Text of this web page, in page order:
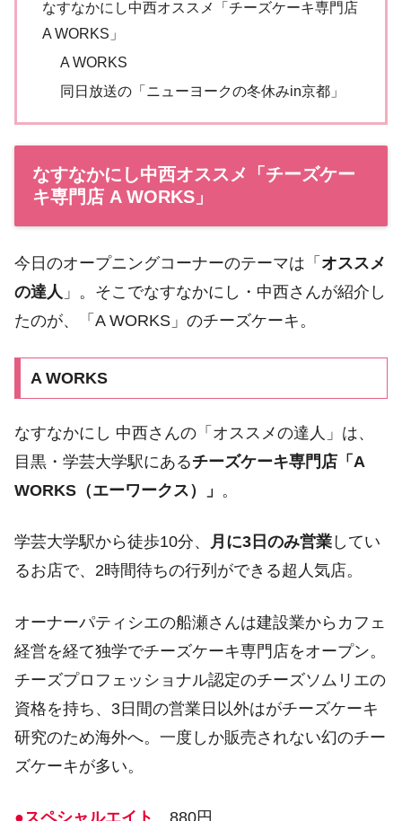
なすなかにし中西オススメ「チーズケーキ専門店
A WORKS」
A WORKS
同日放送の「ニューヨークの冬休みin京都」
なすなかにし中西オススメ「チーズケー
キ専門店 A WORKS」
今日のオープニングコーナーのテーマは「 オススメ
の達人 」。そこでなすなかにし・中西さんが紹介し
たのが、「A WORKS」のチーズケーキ。
A WORKS
なすなかにし 中西さんの「オススメの達人」は、
目黒・学芸大学駅にあるチーズケーキ専門店「A
WORKS（エーワークス）」 。
学芸大学駅から徒歩10分、 月に3日のみ営業 してい
るお店で、2時間待ちの行列ができる超人気店。
オーナーパティシエの船瀬さんは建設業からカフェ
経営を経て独学でチーズケーキ専門店をオープン。
チーズプロフェッショナル認定のチーズソムリエの
資格を持ち、3日間の営業日以外はがチーズケーキ
研究のため海外へ。一度しか販売されない幻のチー
ズケーキが多い。
●スペシャルエイト
880円